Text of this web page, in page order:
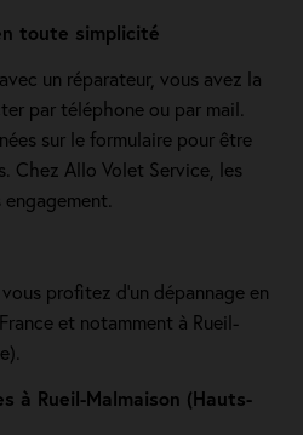
toute simplicité
un réparateur, vous avez la
par téléphone ou par mail.
sur le formulaire pour être
Chez Allo Volet Service, les
profitez d'un dépannage en
et notamment à Rueil-
à Rueil-Malmaison (Hauts-